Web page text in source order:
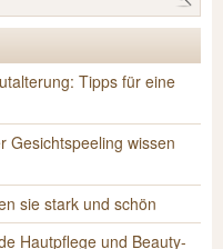
Tipps für eine
Gesichtspeeling wissen
sie stark und schön
Hautpflege und Beauty-